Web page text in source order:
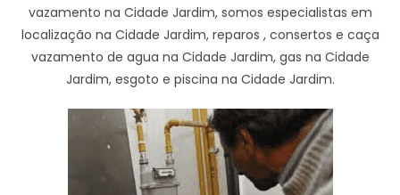
vazamento na Cidade Jardim, somos especialistas em
localização na Cidade Jardim, reparos , consertos e caça
vazamento de agua na Cidade Jardim, gas na Cidade
Jardim, esgoto e piscina na Cidade Jardim.